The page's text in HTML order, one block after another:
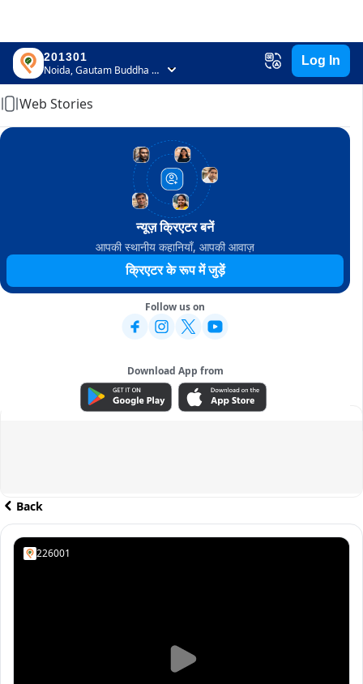
201301
Noida, Gautam Buddha Nagar, Uttar Pradesh
Log In
Home
Web Stories
न्यूज़ क्रिएटर बनें
आपकी स्थानीय कहानियाँ, आपकी आवाज़
क्रिएटर के रूप में जुड़ें
Follow us on
Download App from
ADVERTISEMENT
Back
226001